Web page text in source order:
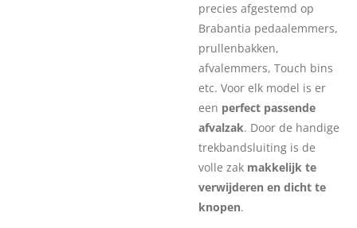
precies afgestemd op
Brabantia pedaalemmers,
prullenbakken,
afvalemmers, Touch bins
etc. Voor elk model is er
een perfect passende
afvalzak. Door de handige
trekbandsluiting is de
volle zak makkelijk te
verwijderen en dicht te
knopen.